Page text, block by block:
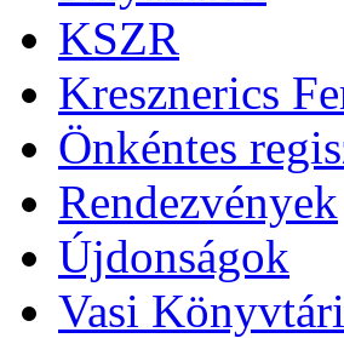
KSZR
Kresznerics
Önkéntes
Rendezvények
Újdonságok
Vasi